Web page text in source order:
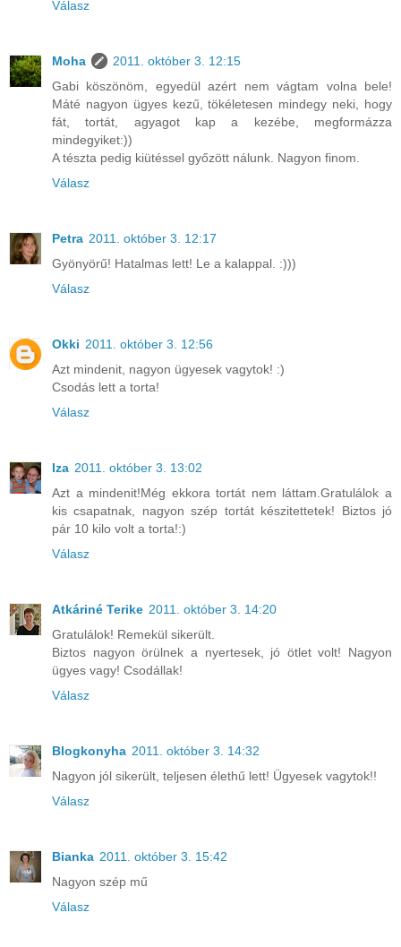
Válasz
Moha
2011. október 3. 12:15
Gabi köszönöm, egyedül azért nem vágtam volna bele!
Máté nagyon ügyes kezű, tökéletesen mindegy neki, hogy
fát, tortát, agyagot kap a kezébe, megformázza
mindegyiket:))
A tészta pedig kiütéssel győzött nálunk. Nagyon finom.
Válasz
Petra 2011. október 3. 12:17
Gyönyörű! Hatalmas lett! Le a kalappal. :)))
Válasz
Okki 2011. október 3. 12:56
Azt mindenit, nagyon ügyesek vagytok! :)
Csodás lett a torta!
Válasz
Iza 2011. október 3. 13:02
Azt a mindenit!Még ekkora tortát nem láttam.Gratulálok a
kis csapatnak, nagyon szép tortát készitettetek! Biztos jó
pár 10 kilo volt a torta!:)
Válasz
Atkáriné Terike 2011. október 3. 14:20
Gratulálok! Remekül sikerült.
Biztos nagyon örülnek a nyertesek, jó ötlet volt! Nagyon
ügyes vagy! Csodállak!
Válasz
Blogkonyha 2011. október 3. 14:32
Nagyon jól sikerült, teljesen élethű lett! Ügyesek vagytok!!
Válasz
Bianka 2011. október 3. 15:42
Nagyon szép mű
Válasz